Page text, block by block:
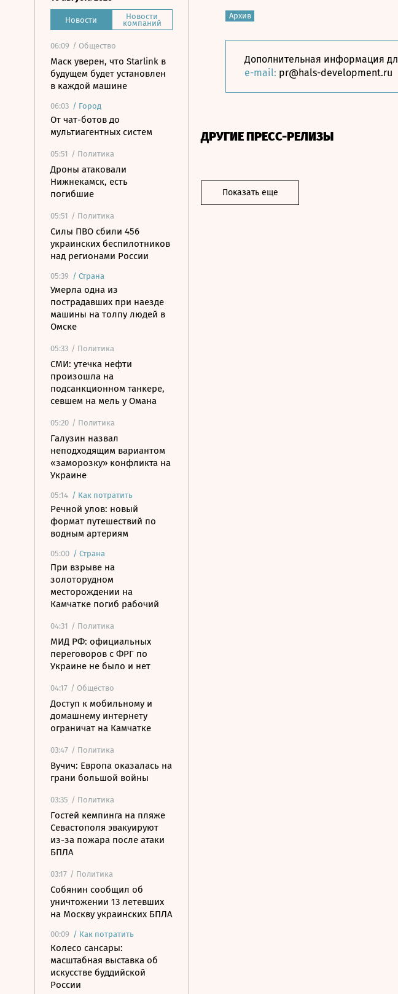
Новости Новости
компаний
06:09 / Общество
Маск уверен, что Starlink в
будущем будет установлен
в каждой машине
06:03 / Город
От чат-ботов до
мультиагентных систем
05:51 / Политика
Дроны атаковали
Нижнекамск, есть
погибшие
05:51 / Политика
Силы ПВО сбили 456
украинских беспилотников
над регионами России
05:39 / Страна
Умерла одна из
пострадавших при наезде
машины на толпу людей в
Омске
05:33 / Политика
СМИ: утечка нефти
произошла на
подсанкционном танкере,
севшем на мель у Омана
05:20 / Политика
Галузин назвал
неподходящим вариантом
«заморозку» конфликта на
Украине
05:14 / Как потратить
Речной улов: новый
формат путешествий по
водным артериям
05:00 / Страна
При взрыве на
золоторудном
месторождении на
Камчатке погиб рабочий
04:31 / Политика
МИД РФ: официальных
переговоров с ФРГ по
Украине не было и нет
04:17 / Общество
Доступ к мобильному и
домашнему интернету
ограничат на Камчатке
03:47 / Политика
Вучич: Европа оказалась на
грани большой войны
03:35 / Политика
Гостей кемпинга на пляже
Севастополя эвакуируют
из-за пожара после атаки
БПЛА
03:17 / Политика
Собянин сообщил об
уничтожении 13 летевших
на Москву украинских БПЛА
00:09 / Как потратить
Колесо сансары:
масштабная выставка об
искусстве буддийской
России
Архив
Дополнительная информация
e-mail: pr@hals-development.ru
ДРУГИЕ ПРЕСС-РЕЛИЗЫ
Показать еще